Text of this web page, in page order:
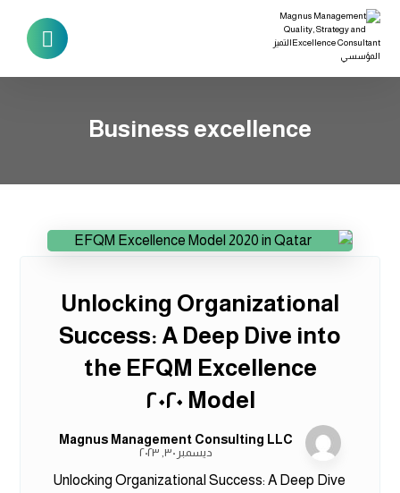
Business excellence
Unlocking Organizational
Success: A Deep Dive into
the EFQM Excellence
Model ٢٠٢٠
Magnus Management Consulting LLC
ديسمبر ٣٠, ٢٠٢٣
Unlocking Organizational Success: A Deep Dive